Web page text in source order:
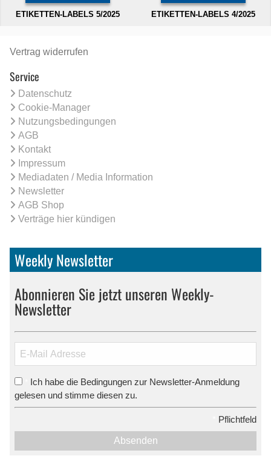
ETIKETTEN-LABELS 5/2025 ETIKETTEN-LABELS 4/2025
Vertrag widerrufen
Service
Datenschutz
Cookie-Manager
Nutzungsbedingungen
AGB
Kontakt
Impressum
Mediadaten / Media Information
Newsletter
AGB Shop
Verträge hier kündigen
Weekly Newsletter
Abonnieren Sie jetzt unseren Weekly-
Newsletter
Ich habe die Bedingungen zur Newsletter-Anmeldung
gelesen und stimme diesen zu.
Pflichtfeld
Absenden